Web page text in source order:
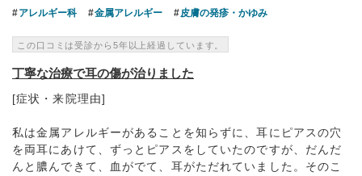
アレルギー科 金属アレルギー 皮膚の発疹・かゆみ
この口コミは受診から5年以上経過しています。
丁寧な治療で耳の傷が治りました
[症状・来院理由]
私は金属アレルギーがあることを知らずに、耳にピアスの穴
を両耳にあけて、ずっとピアスをしていたのですが、だんだ
んと膿んできて、血がでて、耳がただれていました。そのこ